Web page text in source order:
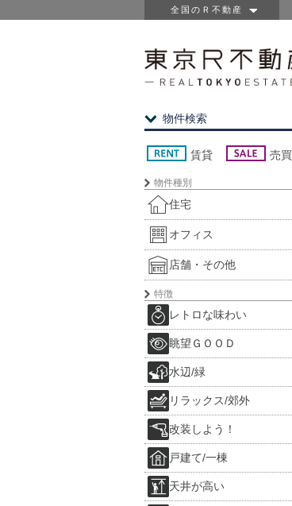
全国のＲ不動産
物件検索
賃貸 売買
物件種別
住宅
オフィス
店舗・その他
特徴
レトロな味わい
眺望ＧＯＯＤ
水辺/緑
リラックス/郊外
改装しよう！
戸建て/一棟
天井が高い